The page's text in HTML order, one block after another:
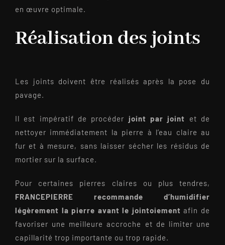
en œuvre optimale.
Réalisation des joints
Les joints doivent être réalisés après la pose du
pavage.
Il est impératif de procéder joint par joint et de
nettoyer immédiatement la pierre à l’eau claire au
fur et à mesure, sans laisser sécher les résidus de
mortier sur la surface.
Pour certaines pierres claires ou plus tendres,
FRANCEPIERRE recommande d’humidifier
légèrement la pierre avant le jointoiement afin de
favoriser une meilleure accroche et de limiter une
capillarité trop importante ou trop rapide.